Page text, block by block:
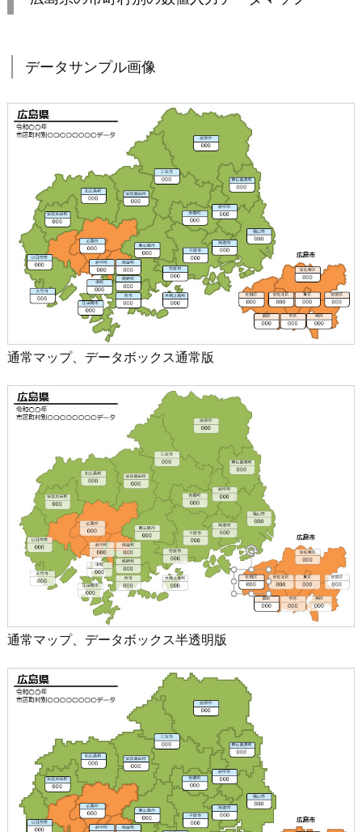
データサンプル画像
通常マップ、データボックス通常版
通常マップ、データボックス半透明版